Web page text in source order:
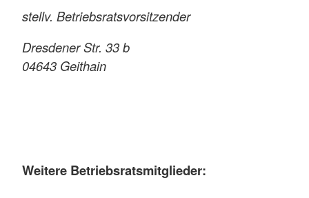
stellv. Betriebsratsvorsitzender
Dresdener Str. 33 b
04643 Geithain
Weitere Betriebsratsmitglieder: